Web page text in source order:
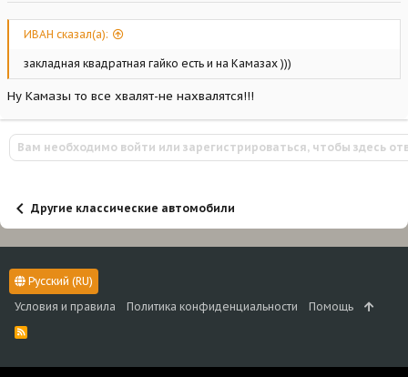
ИВАН сказал(а):
закладная квадратная гайко есть и на Камазах )))
Ну Камазы то все хвалят-не нахвалятся!!!
Вам необходимо войти или зарегистрироваться, чтобы здесь
Другие классические автомобили
Русский (RU)
Условия и правила
Политика конфиденциальности Помощь
R
S